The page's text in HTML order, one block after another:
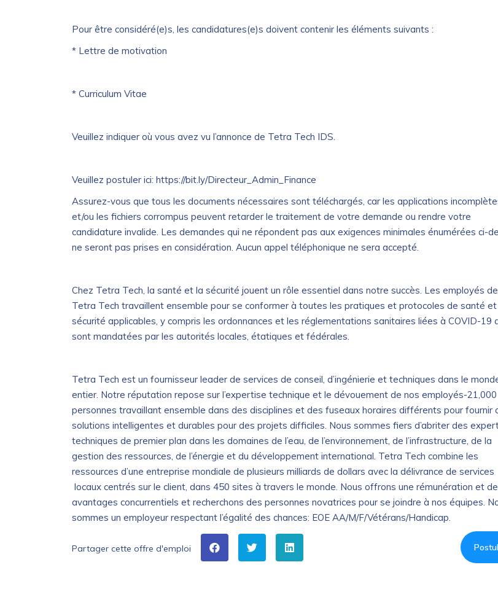
Pour être considéré(e)s, les candidatures(e)s doivent contenir les éléments suivants :
* Lettre de motivation
* Curriculum Vitae
Veuillez indiquer où vous avez vu l’annonce de Tetra Tech IDS.
Veuillez postuler ici: https://bit.ly/Directeur_Admin_Finance
Assurez-vous que tous les documents nécessaires sont téléchargés, car les applications
et/ou les fichiers corrompus peuvent retarder le traitement de votre demande ou rendre votre
candidature invalide. Les demandes qui ne répondent pas aux exigences minimales énumérées ci-
ne seront pas prises en considération. Aucun appel téléphonique ne sera accepté.
Chez Tetra Tech, la santé et la sécurité jouent un rôle essentiel dans notre succès. Les employés de
Tetra Tech travaillent ensemble pour se conformer à toutes les pratiques et protocoles de santé
sécurité applicables, y compris les ordonnances et les réglementations sanitaires liées à COVID-19
sont mandatées par les autorités locales, étatiques et fédérales.
Tetra Tech est un fournisseur leader de services de conseil, d’ingénierie et techniques dans le
entier. Notre réputation repose sur l’expertise technique et le dévouement de nos employés-21,000
personnes travaillant ensemble dans des disciplines et des fuseaux horaires différents pour fournir
solutions intelligentes et durables pour des projets difficiles. Nous sommes fiers d’abriter des
techniques de premier plan dans les domaines de l’eau, de l’environnement, de l’infrastructure, de la
gestion des ressources, de l’énergie et du développement international. Tetra Tech combine les
ressources d’une entreprise mondiale de plusieurs milliards de dollars avec la délivrance de services
locaux centrés sur le client, dans 450 sites à travers le monde. Nous offrons une rémunération et
avantages concurrentiels et recherchons des personnes novatrices pour se joindre à nos équipes.
sommes un employeur respectant l’égalité des chances: EOE AA/M/F/Vétérans/Handicap.
Partager cette offre d'emploi